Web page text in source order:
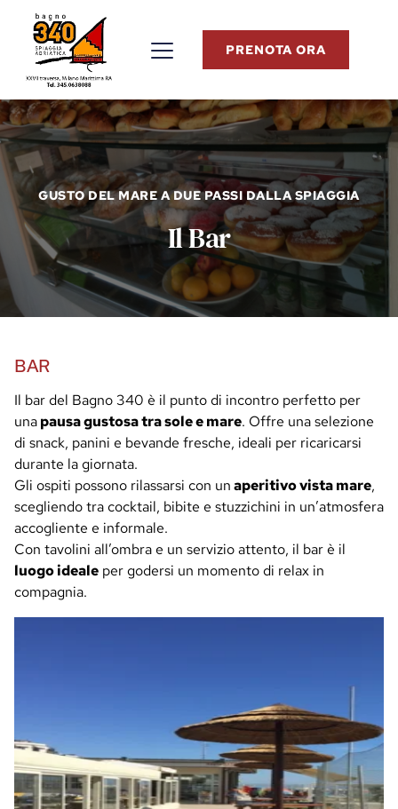
PRENOTA ORA
GUSTO DEL MARE A DUE PASSI DALLA SPIAGGIA
Il Bar
BAR
Il bar del Bagno 340 è il punto di incontro perfetto per
unapausa gustosa tra sole e mare. Offre una selezione
di snack, panini e bevande fresche, ideali per ricaricarsi
durante la giornata.
Gli ospiti possono rilassarsi con unaperitivo vista mare,
scegliendo tra cocktail, bibite e stuzzichini in un’atmosfera
accogliente e informale.
Con tavolini all’ombra e un servizio attento, il bar è il
luogo ideale per godersi un momento di relax in
compagnia.